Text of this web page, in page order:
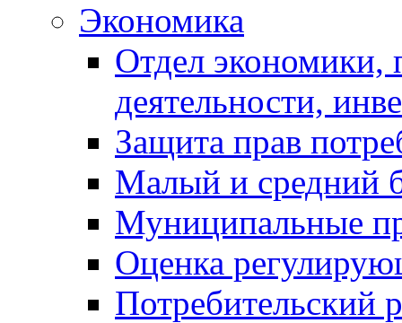
Экономика
Отдел экономики,
деятельности,
Защита прав
Малый и средний
Муниципальные
Оценка
Потребительский